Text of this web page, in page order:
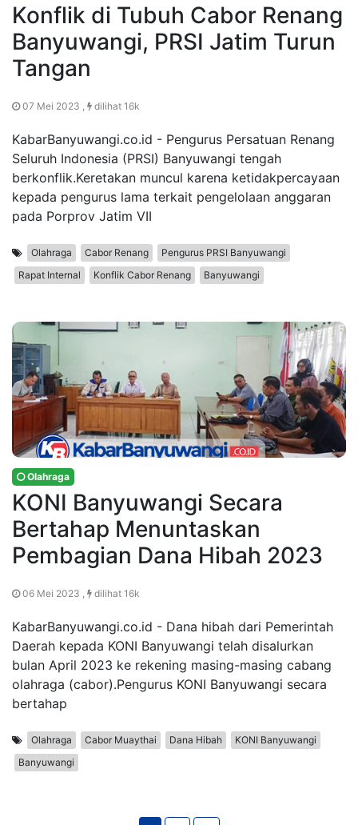
Konflik di Tubuh Cabor Renang
Banyuwangi, PRSI Jatim Turun
Tangan
07 Mei 2023 , dilihat 16k
KabarBanyuwangi.co.id - Pengurus Persatuan Renang
Seluruh Indonesia (PRSI) Banyuwangi tengah
berkonflik.Keretakan muncul karena ketidakpercayaan
kepada pengurus lama terkait pengelolaan anggaran
pada Porprov Jatim VII
Olahraga Cabor Renang
Pengurus PRSI Banyuwangi
Rapat Internal
Konflik Cabor Renang Banyuwangi
Olahraga
KONI Banyuwangi Secara
Bertahap Menuntaskan
Pembagian Dana Hibah 2023
06 Mei 2023 , dilihat 16k
KabarBanyuwangi.co.id - Dana hibah dari Pemerintah
Daerah kepada KONI Banyuwangi telah disalurkan
bulan April 2023 ke rekening masing-masing cabang
olahraga (cabor).Pengurus KONI Banyuwangi secara
bertahap
Olahraga Cabor Muaythai Dana Hibah
KONI Banyuwangi
Banyuwangi